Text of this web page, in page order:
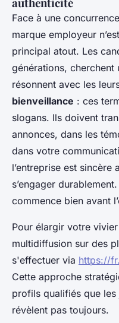
Face à une
marque employeur
principal atout. Les
générations, cherchent
résonnent avec les
bienveillance : ces
slogans. Ils doivent
annonces, dans les
dans votre
l’entreprise est sincère
s’engager
commence bien avant
Pour élargir votre
multidiffusion sur des
s'effectuer via https://
Cette approche
profils qualifiés que
révèlent pas toujours.